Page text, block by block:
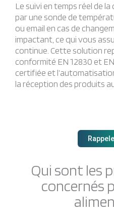
Le suivi en temps réel de
par une sonde de
ou email en cas de
impactant, ce qui vous
continue. Cette solution
conformité EN 12830 et
certifiée et
la réception des produits
Qui sont les
concernés